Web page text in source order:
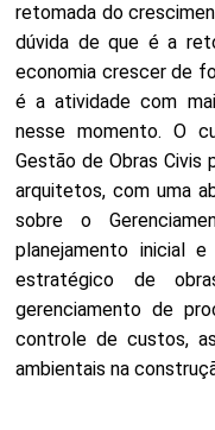
retomada do
dúvida de que é a
economia crescer de
é a atividade com
nesse momento. O
Gestão de Obras Civis
arquitetos, com uma
sobre o
planejamento inicial
estratégico de
gerenciamento de
controle de custos,
ambientais na